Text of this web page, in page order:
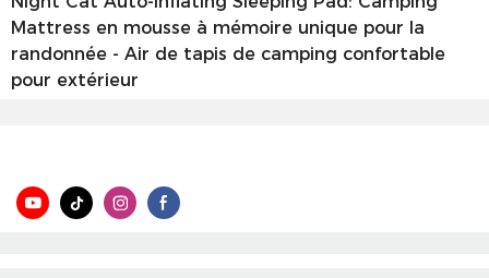
Mattress en mousse à mémoire unique pour la
randonnée - Air de tapis de camping confortable
pour extérieur